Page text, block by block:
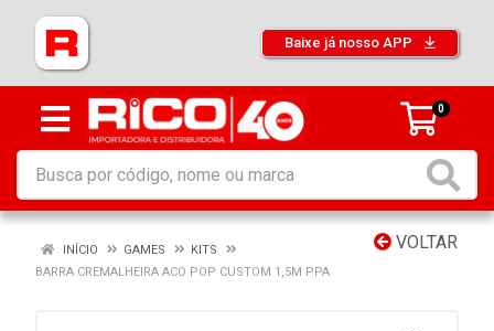
Baixe já nosso APP
0
VOLTAR
INÍCIO GAMES
KITS
BARRA CREMALHEIRA ACO POP CUSTOM 1,5M PPA